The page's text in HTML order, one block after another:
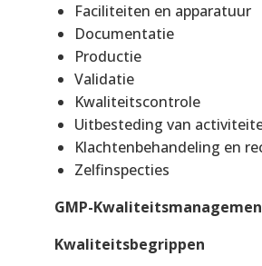
Faciliteiten en apparatuur
Documentatie
Productie
Validatie
Kwaliteitscontrole
Uitbesteding van
Klachtenbehandeling en
Zelfinspecties
GMP-
Kwaliteitsbegrippen